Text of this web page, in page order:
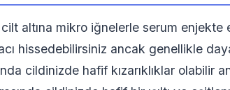
altına mikro iğnelerle serum
hissedebilirsiniz ancak genellikle
cildinizde hafif kızarıklıklar olabilir